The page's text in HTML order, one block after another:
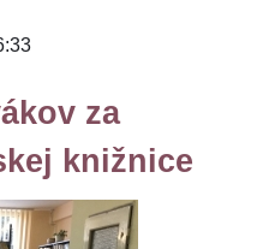
za
knižnice